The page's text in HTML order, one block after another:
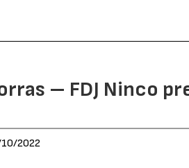
– FDJ Ninco
2022